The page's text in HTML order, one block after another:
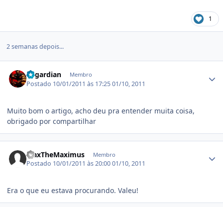
1
2 semanas depois...
Asgardian Membro
Postado 10/01/2011 às 17:2501/10, 2011
Muito bom o artigo, acho deu pra entender muita coisa,
obrigado por compartilhar
MaxTheMaximus Membro
Postado 10/01/2011 às 20:0001/10, 2011
Era o que eu estava procurando. Valeu!